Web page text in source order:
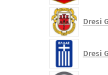
Dresi
Dresi